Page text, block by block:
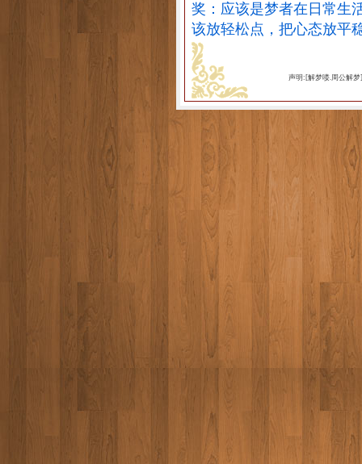
奖：应该是梦者在日常生
该放轻松点，把心态放平
声明:[解梦喽.周公解